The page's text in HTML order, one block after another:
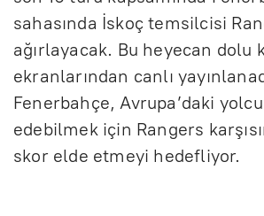
sahasında İskoç temsilcisi
ağırlayacak. Bu heyecan dolu
ekranlarından canlı
Fenerbahçe, Avrupa’daki
edebilmek için Rangers
skor elde etmeyi hedefliyor.